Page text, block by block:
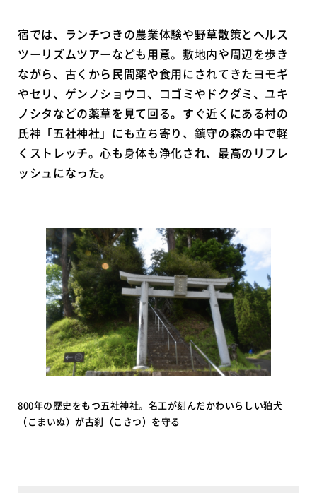
宿では、ランチつきの農業体験や野草散策とヘルス
ツーリズムツアーなども用意。敷地内や周辺を歩き
ながら、古くから民間薬や食用にされてきたヨモギ
やセリ、ゲンノショウコ、コゴミやドクダミ、ユキ
ノシタなどの薬草を見て回る。すぐ近くにある村の
氏神「五社神社」にも立ち寄り、鎮守の森の中で軽
くストレッチ。心も身体も浄化され、最高のリフレ
ッシュになった。
800年の歴史をもつ五社神社。名工が刻んだかわいらしい狛犬
（こまいぬ）が古刹（こさつ）を守る